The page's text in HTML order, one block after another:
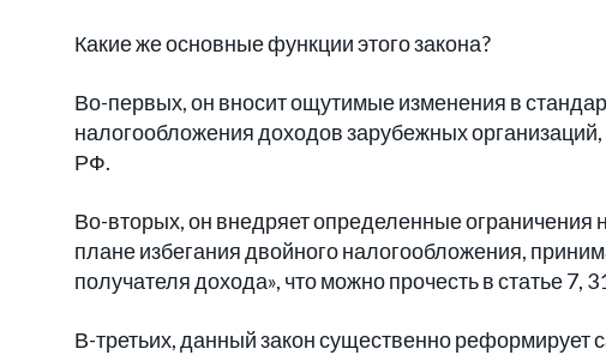
Какие же основные функции этого закона?
Во-первых, он вносит ощутимые изменения в
налогообложения доходов зарубежных
РФ.
Во-вторых, он внедряет определенные
плане избегания двойного налогообложения,
получателя дохода», что можно прочесть в статье 7,
В-третьих, данный закон существенно реформирует